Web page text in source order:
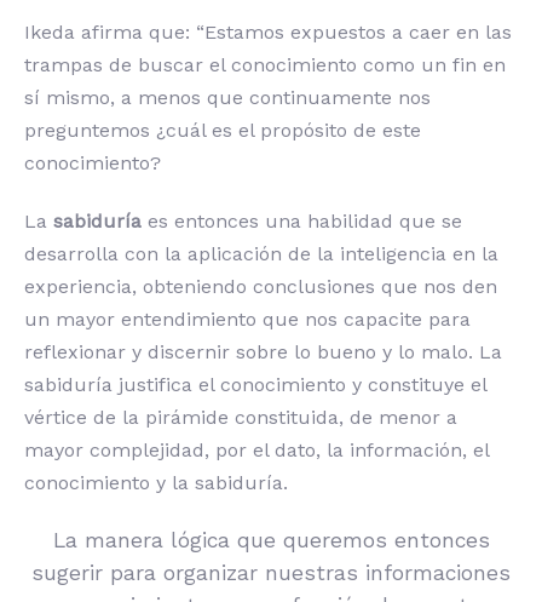
Ikeda afirma que: “Estamos expuestos a caer en las
trampas de buscar el conocimiento como un fin en
sí mismo, a menos que continuamente nos
preguntemos ¿cuál es el propósito de este
conocimiento?
La sabiduría es entonces una habilidad que se
desarrolla con la aplicación de la inteligencia en la
experiencia, obteniendo conclusiones que nos den
un mayor entendimiento que nos capacite para
reflexionar y discernir sobre lo bueno y lo malo. La
sabiduría justifica el conocimiento y constituye el
vértice de la pirámide constituida, de menor a
mayor complejidad, por el dato, la información, el
conocimiento y la sabiduría.
La manera lógica que queremos entonces
sugerir para organizar nuestras informaciones